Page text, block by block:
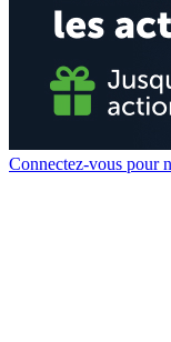
Connectez-vous pour